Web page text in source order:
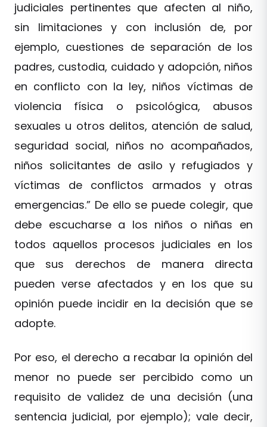
judiciales pertinentes que afecten al niño,
sin limitaciones y con inclusión de, por
ejemplo, cuestiones de separación de los
padres, custodia, cuidado y adopción, niños
en conflicto con la ley, niños víctimas de
violencia física o psicológica, abusos
sexuales u otros delitos, atención de salud,
seguridad social, niños no acompañados,
niños solicitantes de asilo y refugiados y
víctimas de conflictos armados y otras
emergencias.” De ello se puede colegir, que
debe escucharse a los niños o niñas en
todos aquellos procesos judiciales en los
que sus derechos de manera directa
pueden verse afectados y en los que su
opinión puede incidir en la decisión que se
adopte.
Por eso, el derecho a recabar la opinión del
menor no puede ser percibido como un
requisito de validez de una decisión (una
sentencia judicial, por ejemplo); vale decir,